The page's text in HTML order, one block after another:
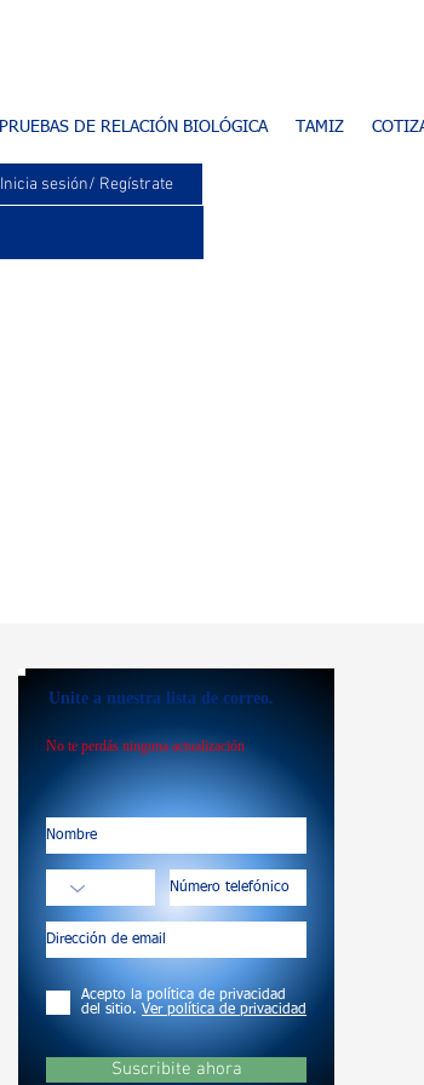
PRUEBAS DE RELACIÓN BIOLÓGICA TAMIZ
Inicia sesión/ Regístrate
No te perdás ninguna actualización
Unite a nuestra lista de correo.
Acepto la política de privacidad
del sitio. Ver política de privacidad
Suscribite ahora